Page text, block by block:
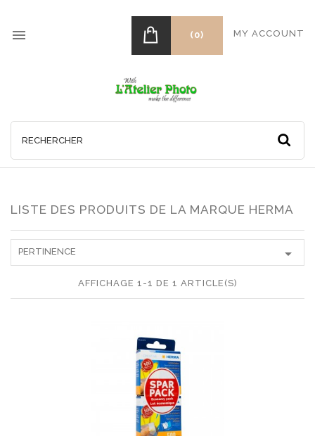
 MY ACCOUNT
(0)
LISTE DES PRODUITS DE LA MARQUE HERMA
PERTINENCE 
AFFICHAGE 1-1 DE 1 ARTICLE(S)